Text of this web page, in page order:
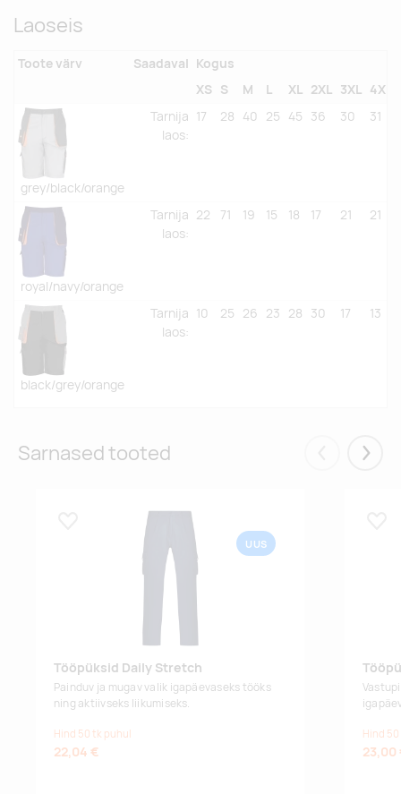
Laoseis
Toote värv Saadaval Kogus
XS
S M L XL 2XL 3XL 4XL
grey/black/orange
Tarnija
laos:
17 28 40 25 45 36 30 31
royal/navy/orange
Tarnija
laos:
22 71 19 15 18 17 21 21
black/grey/orange
Tarnija
laos:
10 25 26 23 28 30 17 13
Sarnased tooted Eelmised
UUS
Tööpüksid Daily Stretch
Painduv ja mugav valik igapäevaseks tööks
ning aktiivseks liikumiseks.
Hind 50 tk puhul
22,04 €
Hind
23,00